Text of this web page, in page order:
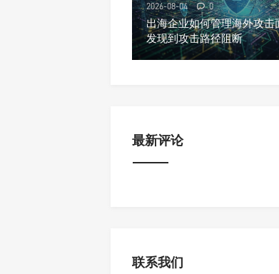
2026-08-04 0
出海企业如何管理海外攻击
发现到攻击路径阻断
最新评论
联系我们